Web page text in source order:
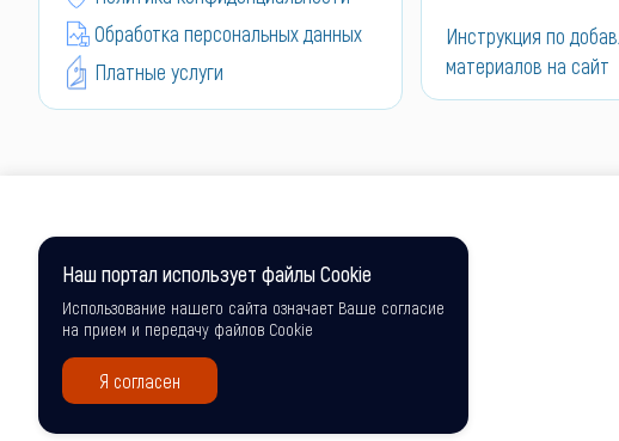
Обработка персональных данных
Платные услуги
Инструкция по
материалов на сайт
Наш портал использует файлы Cookie
Использование нашего сайта означает Ваше согласие
на прием и передачу файлов Cookie
Я согласен